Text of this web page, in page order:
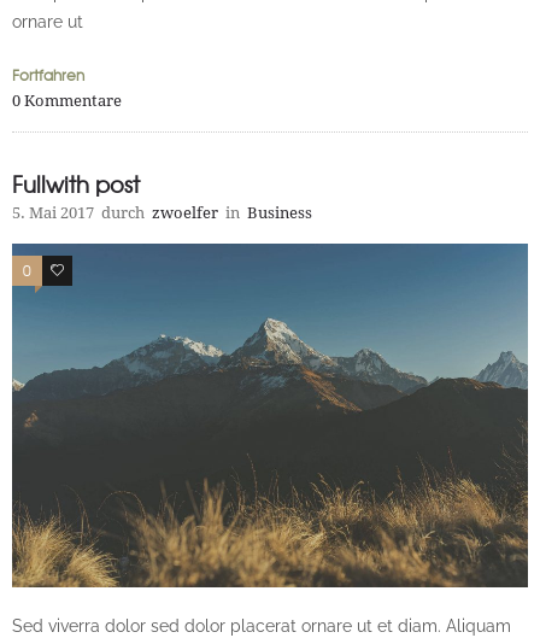
ornare ut
Fortfahren
0 Kommentare
Fullwith post
5. Mai 2017 durch zwoelfer in Business
0 0
Sed viverra dolor sed dolor placerat ornare ut et diam. Aliquam